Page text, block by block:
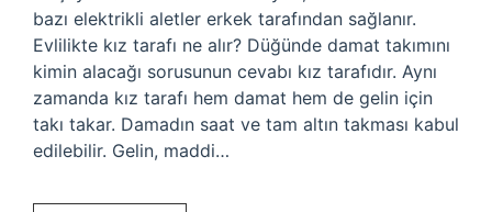
bazı elektrikli aletler erkek tarafından sağlanır.
Evlilikte kız tarafı ne alır? Düğünde damat takımını
kimin alacağı sorusunun cevabı kız tarafıdır. Aynı
zamanda kız tarafı hem damat hem de gelin için
takı takar. Damadın saat ve tam altın takması kabul
edilebilir. Gelin, maddi…